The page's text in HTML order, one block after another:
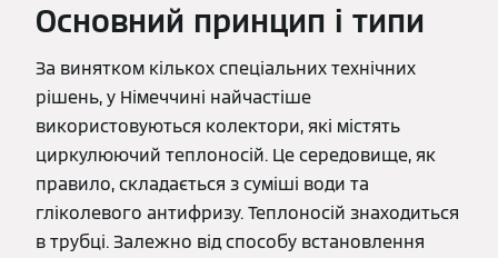
Основний принцип і типи
За винятком кількох спеціальних технічних
рішень, у Німеччині найчастіше
використовуються колектори, які містять
циркулюючий теплоносій. Це середовище, як
правило, складається з суміші води та
гліколевого антифризу. Теплоносій знаходиться
в трубці. Залежно від способу встановлення